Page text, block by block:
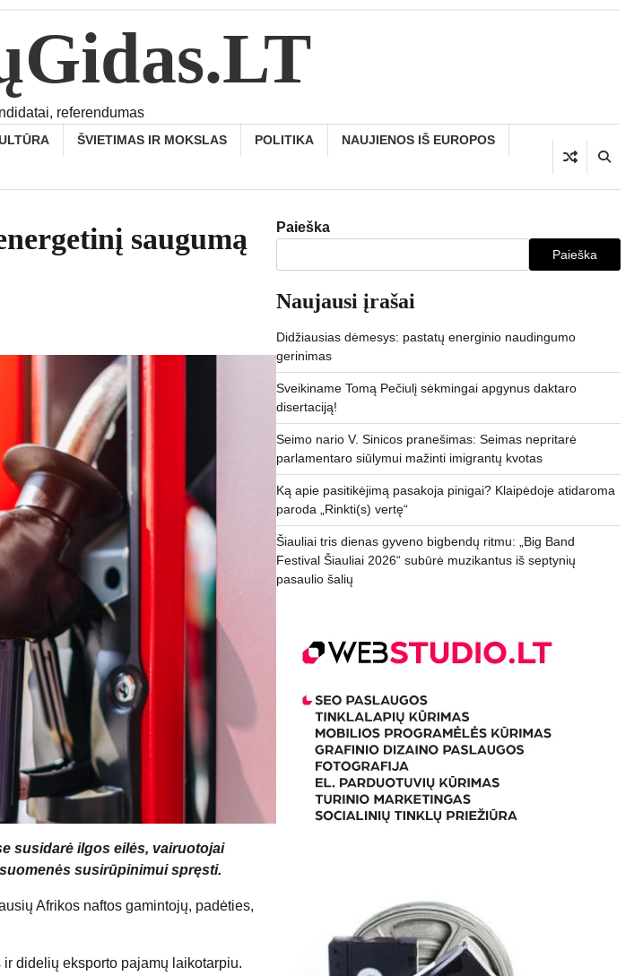
referendumas
ŠVIETIMAS IR MOKSLAS POLITIKA NAUJIENOS IŠ EUROPOS
saugumą
susidarė ilgos eilės, vairuotojai
susirūpinimui spręsti.
Afrikos naftos gamintojų, padėties,
didelių eksporto pajamų laikotarpiu.
Paieška
Paieška
Naujausi įrašai
Didžiausias dėmesys: pastatų energinio naudingumo
gerinimas
Sveikiname Tomą Pečiulį sėkmingai apgynus daktaro
disertaciją!
Seimo nario V. Sinicos pranešimas: Seimas nepritarė
parlamentaro siūlymui mažinti imigrantų kvotas
Ką apie pasitikėjimą pasakoja pinigai? Klaipėdoje atidaroma
paroda „Rinkti(s) vertę“
Šiauliai tris dienas gyveno bigbendų ritmu: „Big Band
Festival Šiauliai 2026“ subūrė muzikantus iš septynių
pasaulio šalių